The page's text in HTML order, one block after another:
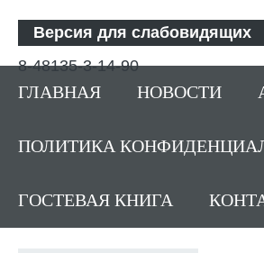
Версия для слабовидящих
8-48135-3-14-90
ГЛАВНАЯ НОВОСТИ
ПОЛИТИКА
ГОСТЕВАЯ КНИГА